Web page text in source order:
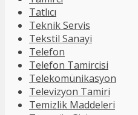
Tatlıcı
Teknik Servis
Tekstil Sanayi
Telefon
Telefon Tamircisi
Telekomünikasyon
Televizyon Tamiri
Temizlik Maddeleri